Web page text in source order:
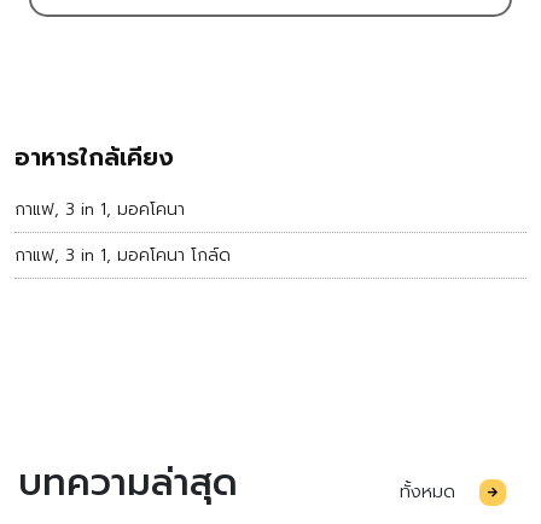
อาหารใกล้เคียง
กาแฟ, 3 in 1, มอคโคนา
กาแฟ, 3 in 1, มอคโคนา โกล์ด
บทความล่าสุด ทั้งหมด